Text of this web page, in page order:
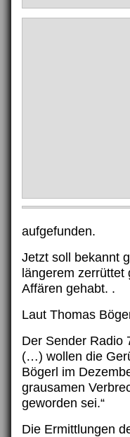
aufgefunden.
Jetzt soll bekannt
längerem
Affären gehabt. .
Laut Thomas
Der Sender Radio
(…) wollen die
Bögerl im
grausamen
geworden sei.“
Die Ermittlungen